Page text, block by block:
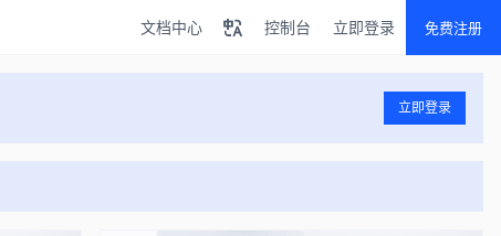
文档中心 控制台 立即登录 免费注册
立即登录